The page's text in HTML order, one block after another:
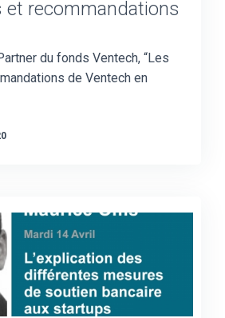
et recommandations
du fonds Ventech, “Les
de Ventech en